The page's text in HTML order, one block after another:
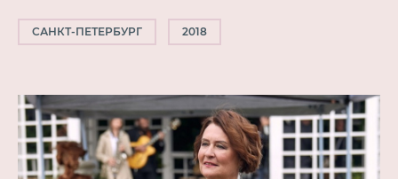
САНКТ-ПЕТЕРБУРГ 2018